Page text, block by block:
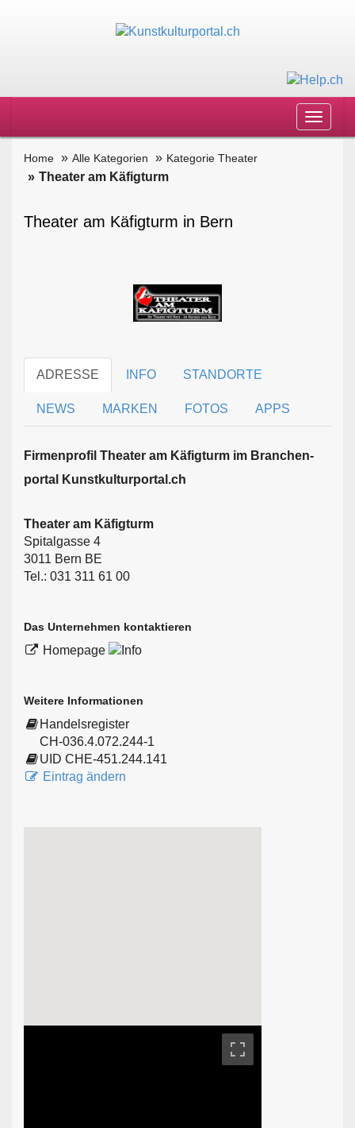
Toggle
Home Alle Kategorien Kategorie Theater
Theater am Käfigturm
Theater am Käfigturm in Bern
ADRESSE INFO STANDORTE
NEWS MARKEN FOTOS APPS
Firmen­profil Theater am Käfigturm im Branchen­
portal Kunstkulturportal.ch
Theater am Käfigturm
Spitalgasse 4
3011 Bern BE
Tel.: 031 311 61 00
Das Unternehmen kontaktieren
Homepage
Weitere Informationen
Handelsregister
CH-036.4.072.244-1
UID CHE-451.244.141
Eintrag ändern